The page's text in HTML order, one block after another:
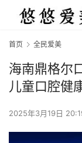
首页 全民爱美
海南鼎格尔
儿童口腔健
2025年3月19日